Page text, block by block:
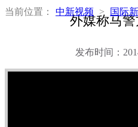
当前位置： 中新视频 > 国际
外媒称马
发布时间：